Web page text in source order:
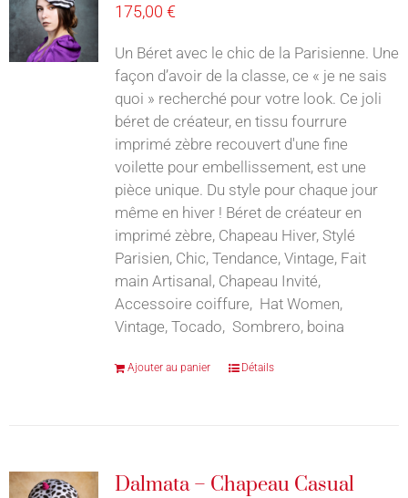
175,00 €
Un Béret avec le chic de la Parisienne. Une
façon d’avoir de la classe, ce « je ne sais
quoi » recherché pour votre look. Ce joli
béret de créateur, en tissu fourrure
imprimé zèbre recouvert d'une fine
voilette pour embellissement, est une
pièce unique. Du style pour chaque jour
même en hiver ! Béret de créateur en
imprimé zèbre, Chapeau Hiver, Stylé
Parisien, Chic, Tendance, Vintage, Fait
main Artisanal, Chapeau Invité,
Accessoire coiffure, Hat Women,
Vintage, Tocado, Sombrero, boina
Ajouter au panier Détails
Dalmata – Chapeau Casual